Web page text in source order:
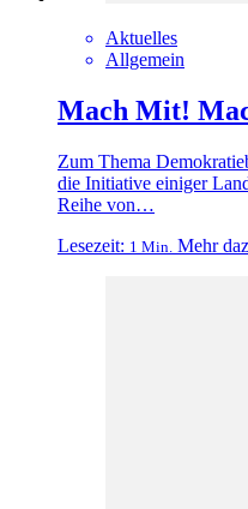
Aktuelles
Allgemein
Mach Mit!
Zum Thema
die Initiative einiger
Reihe von…
Lesezeit: 1 Min. Mehr